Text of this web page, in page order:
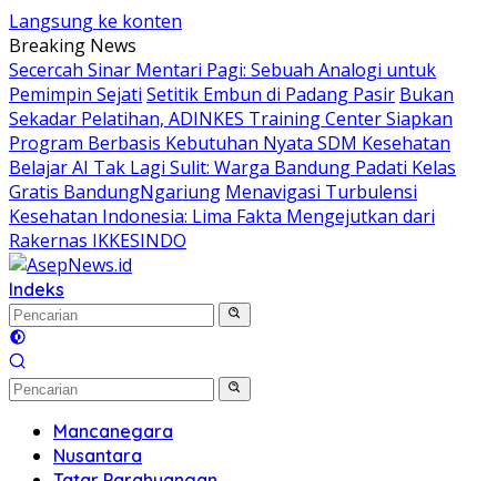
Langsung ke konten
Breaking News
Secercah Sinar Mentari Pagi: Sebuah Analogi untuk
Pemimpin Sejati Setitik Embun di Padang Pasir Bukan
Sekadar Pelatihan, ADINKES Training Center Siapkan
Program Berbasis Kebutuhan Nyata SDM Kesehatan
Belajar AI Tak Lagi Sulit: Warga Bandung Padati Kelas
Gratis BandungNgariung Menavigasi Turbulensi
Kesehatan Indonesia: Lima Fakta Mengejutkan dari
Rakernas IKKESINDO
Indeks
Mancanegara
Nusantara